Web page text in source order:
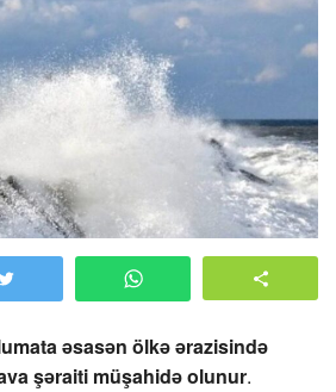
əsasən ölkə ərazisində
şəraiti müşahidə olunur.